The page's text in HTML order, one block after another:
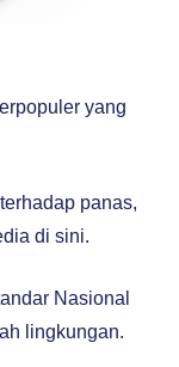
yang
panas,
di sini.
Nasional
lingkungan.